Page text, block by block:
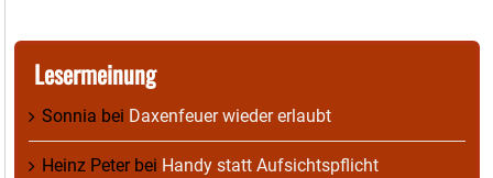
Lesermeinung
Sonnia bei Daxenfeuer wieder erlaubt
Heinz Peterbei Handy statt Aufsichtspflicht